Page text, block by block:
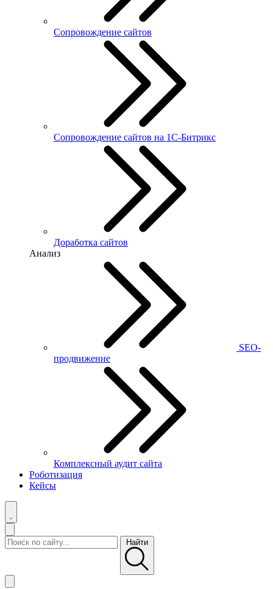
Сопровождение сайтов
Сопровождение сайтов на 1С-Битрикс
Доработка сайтов
Анализ
SEO-
продвижение
Комплексный аудит сайта
Роботизация
Кейсы
Найти